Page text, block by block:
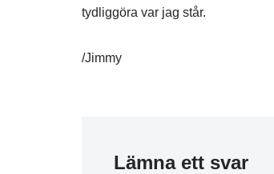
tydliggöra var jag står.
/Jimmy
Lämna ett svar